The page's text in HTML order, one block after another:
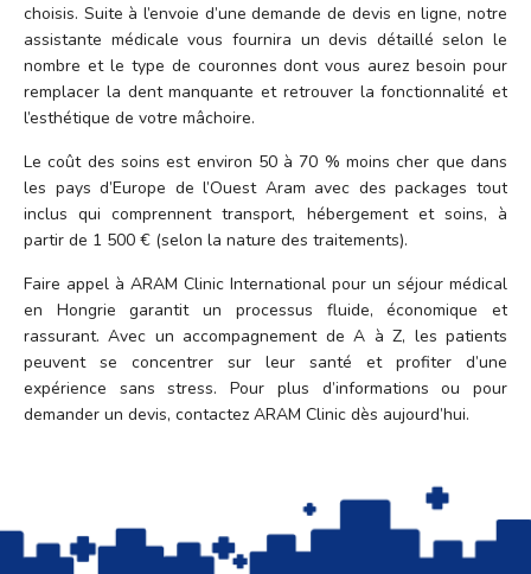
choisis. Suite à l’envoie d’une demande de devis en ligne, notre
assistante médicale vous fournira un devis détaillé selon le
nombre et le type de couronnes dont vous aurez besoin pour
remplacer la dent manquante et retrouver la fonctionnalité et
l’esthétique de votre mâchoire.
Le coût des soins est environ 50 à 70 % moins cher que dans
les pays d’Europe de l’Ouest Aram avec des packages tout
inclus qui comprennent transport, hébergement et soins, à
partir de 1 500 € (selon la nature des traitements).
Faire appel à ARAM Clinic International pour un séjour médical
en Hongrie garantit un processus fluide, économique et
rassurant. Avec un accompagnement de A à Z, les patients
peuvent se concentrer sur leur santé et profiter d’une
expérience sans stress. Pour plus d’informations ou pour
demander un devis, contactez ARAM Clinic dès aujourd’hui.